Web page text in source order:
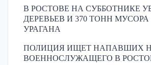
В РОСТОВЕ НА СУББОТНИКЕ
ДЕРЕВЬЕВ И 370 ТОНН
УРАГАНА
ПОЛИЦИЯ ИЩЕТ НАПАВШИХ
ВОЕННОСЛУЖАЩЕГО В